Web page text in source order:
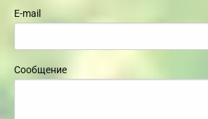
E-mail
Сообщение